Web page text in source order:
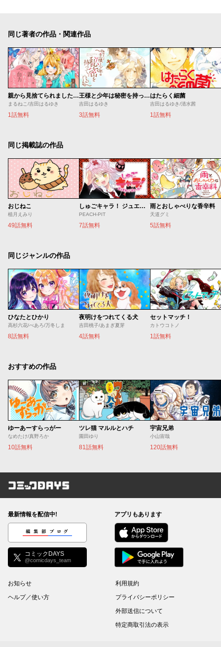
同じ著者の作品・関連作品
親から見捨てられました。自力で生き抜いてみせます。
まるねこ/吉田はるゆき
1話無料
王様と少年は秘密を持っている
吉田はるゆき
3話無料
はたらく細菌
吉田はるゆき/清水茜
1話無料
同じ掲載誌の作品
おじねこ
植月えみり
49話無料
しゅごキャラ！ ジュエルジョーカー
PEACH-PIT
7話無料
雨とおしゃべりな香辛料
天道グミ
5話無料
同じジャンルの作品
ひなたとひかり
高杉六花/べあろ/万冬しま
8話無料
夜明けをつれてくる犬
吉田桃子/あまぎ夏芽
4話無料
セットマッチ！
カトウコトノ
1話無料
おすすめの作品
ゆーあーすらっがー
なめたけ/真野ろか
10話無料
ツレ猫 マルルとハチ
園田ゆり
81話無料
宇宙兄弟
小山宙哉
120話無料
コミックDAYS
最新情報を配信中!
編集部ブログ
コミックDAYS
@comicdays_team
アプリもあります
お知らせ
ヘルプ／使い方
利用規約
プライバシーポリシー
外部送信について
特定商取引法の表示